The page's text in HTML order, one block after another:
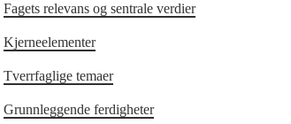
Fagets relevans og sentrale verdier
Kjerneelementer
Tverrfaglige temaer
Grunnleggende ferdigheter